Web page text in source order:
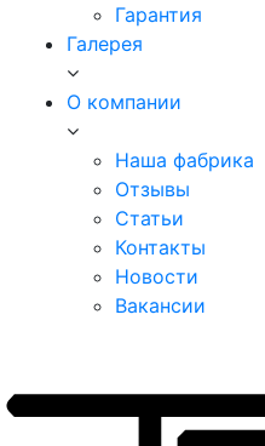
Гарантия
Галерея
О компании
Наша фабрика
Отзывы
Статьи
Контакты
Новости
Вакансии